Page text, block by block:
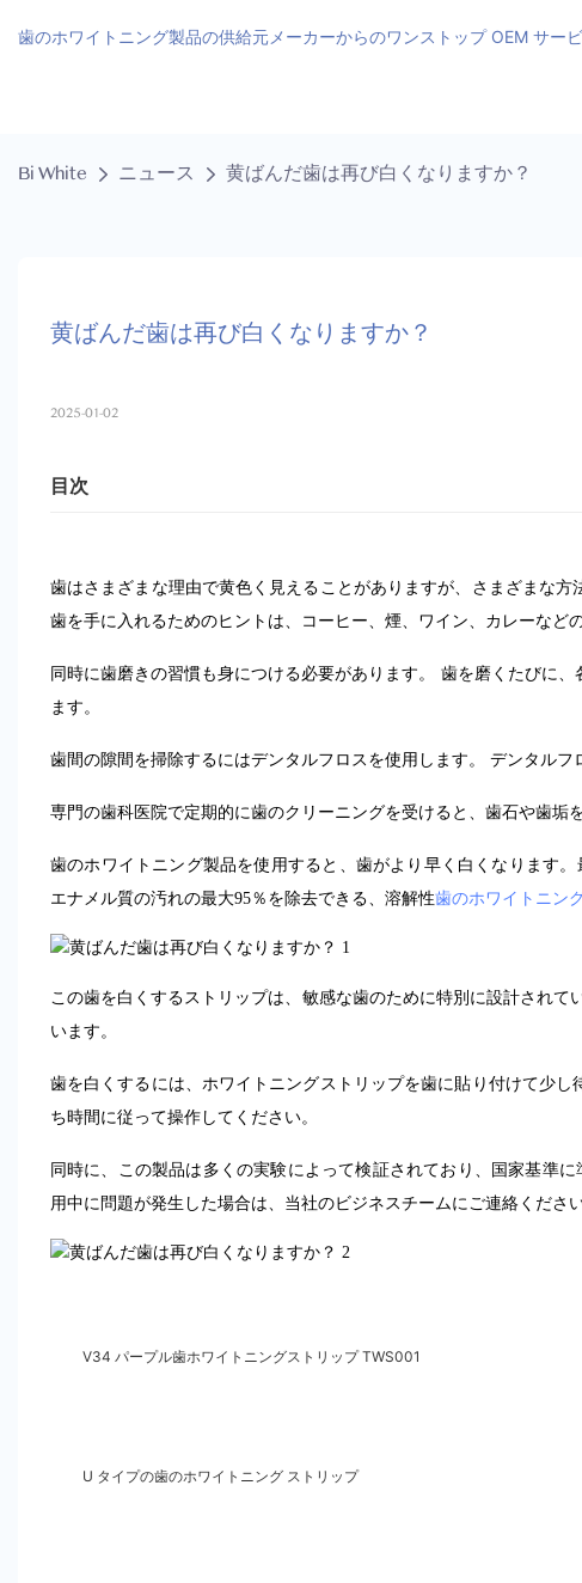
歯のホワイトニング製品の供給元メーカーからのワンストップ OEM サー
Bi White ニュース 黄ばんだ歯は再び白くなりますか？
黄ばんだ歯は再び白くなりますか？
2025-01-02
目次
歯はさまざまな理由で黄色く見えることがありますが、さまざまな
歯を手に入れるためのヒントは、コーヒー、煙、ワイン、カレーなど
同時に歯磨きの習慣も身につける必要があります。 歯を磨くたびに
ます。
歯間の隙間を掃除するにはデンタルフロスを使用します。 デンタル
専門の歯科医院で定期的に歯のクリーニングを受けると、歯石や歯垢
歯のホワイトニング製品を使用すると、歯がより早く白くなります
エナメル質の汚れの最大95％を除去できる、溶解性歯のホワイトニン
この歯を白くするストリップは、敏感な歯のために特別に設計され
います。
歯を白くするには、ホワイトニングストリップを歯に貼り付けて少
ち時間に従って操作してください。
同時に、この製品は多くの実験によって検証されており、国家基準
用中に問題が発生した場合は、当社のビジネスチームにご連絡ください
V34 パープル歯ホワイトニングストリップ TWS001
U タイプの歯のホワイトニング ストリップ